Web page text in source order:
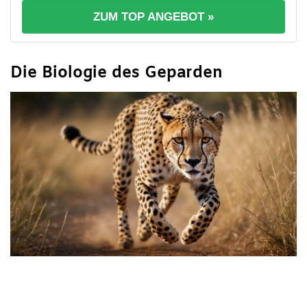
ZUM TOP ANGEBOT »
Die Biologie des Geparden